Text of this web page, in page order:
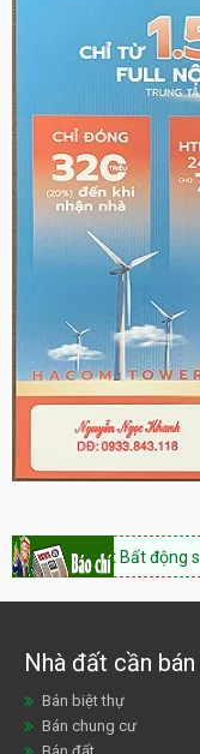
Bất động sản Phan
Nhà đất cần bán
Bán biệt thự
Bán chung cư